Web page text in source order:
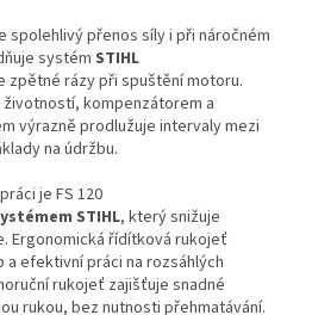
spolehlivý přenos síly i při náročném
systém STIHL
zpětné rázy při spuštění motoru.
kompenzátorem a
výrazně prodlužuje intervaly mezi
na údržbu.
je FS 120
STIHL, který snižuje
Ergonomická řídítková rukojeť
efektivní práci na rozsáhlých
rukojeť zajišťuje snadné
rukou, bez nutnosti přehmatávání.